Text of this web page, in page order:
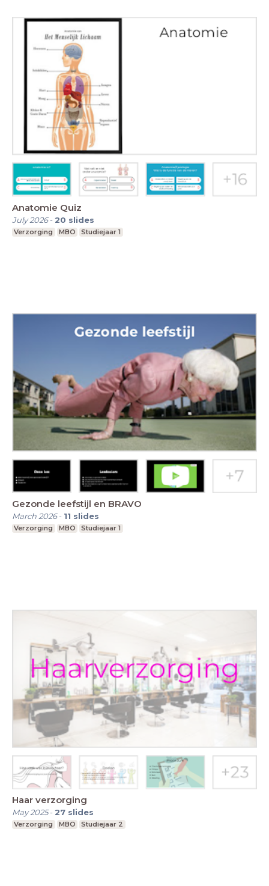
Anatomie Quiz
July 2026- 20 slides
Verzorging MBO Studiejaar 1
Gezonde leefstijl en BRAVO
March 2026- 11 slides
Verzorging MBO Studiejaar 1
Haar verzorging
May 2025- 27 slides
Verzorging MBO Studiejaar 2